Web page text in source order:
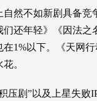
然不如新剧具备竞
还年轻》《因法之
1%以下。《天网
。
压剧”以及上星失